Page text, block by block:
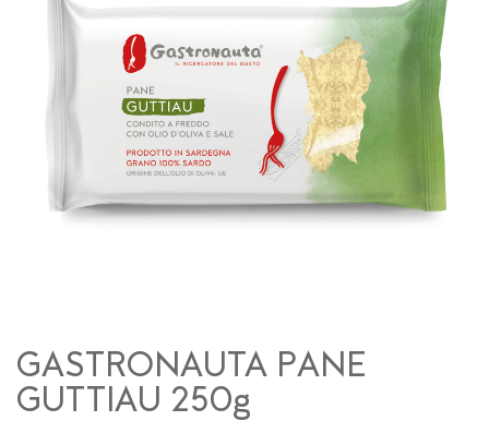
GASTRONAUTA PANE
GUTTIAU 250g